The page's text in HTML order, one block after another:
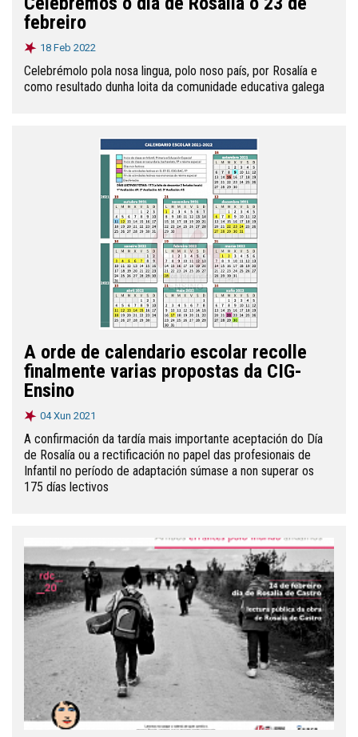
febreiro
18 Feb 2022
Celebrémolo pola nosa lingua, polo noso país, por Rosalía e
como resultado dunha loita da comunidade educativa galega
A orde de calendario escolar recolle
finalmente varias propostas da CIG-
Ensino
04 Xun 2021
A confirmación da tardía mais importante aceptación do Día
de Rosalía ou a rectificación no papel das profesionais de
Infantil no período de adaptación súmase a non superar os
175 días lectivos